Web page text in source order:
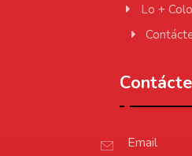
Lo +
Email